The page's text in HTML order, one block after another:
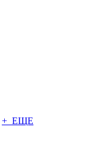
+ ЕЩЕ